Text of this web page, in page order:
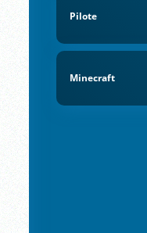
Pilote
Minecraft